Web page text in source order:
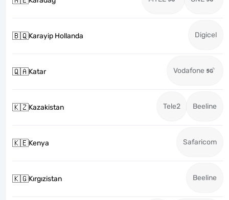
🇧🇶Karayip Hollanda Digicel
🇶🇦Katar Vodafone
🇰🇿Kazakistan Tele2 Beeline
🇰🇪Kenya Safaricom
🇰🇬Kırgızistan Beeline